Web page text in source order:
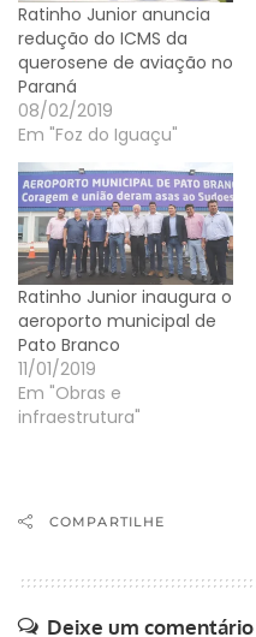
Ratinho Junior anuncia
redução do ICMS da
querosene de aviação no
Paraná
08/02/2019
Em "Foz do Iguaçu"
Ratinho Junior inaugura o
aeroporto municipal de
Pato Branco
11/01/2019
Em "Obras e
infraestrutura"
COMPARTILHE
Deixe um comentário